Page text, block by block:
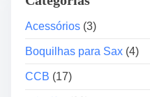
d
á
u
Acessórios (3)
Boquilhas para Sax (4)
CCB (17)